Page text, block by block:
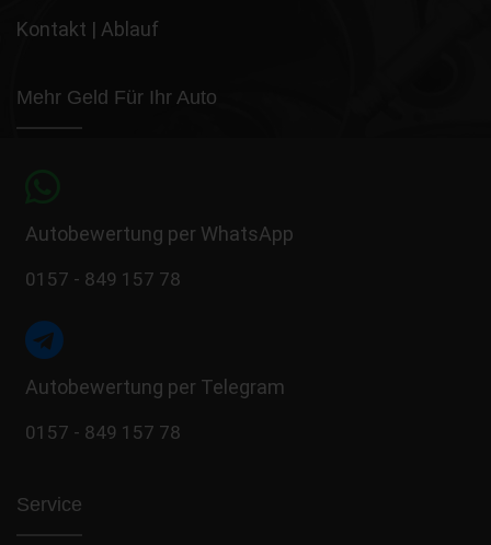
Kontakt | Ablauf
Mehr Geld Für Ihr Auto
Autobewertung per WhatsApp
0157 - 849 157 78
Autobewertung per Telegram
0157 - 849 157 78
Service